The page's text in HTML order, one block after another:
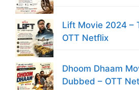
Lift Movie 2024 –
OTT Netflix
Dhoom Dhaam
Dubbed – OTT